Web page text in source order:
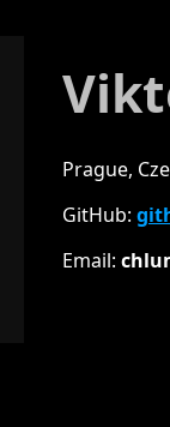
Prague,
GitHub:
Email: